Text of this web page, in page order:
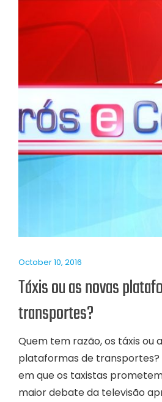
October 10, 2016
Táxis ou as novas
transportes?
Quem tem razão, os táxis ou
plataformas de transportes?
em que os taxistas
maior debate da televisão